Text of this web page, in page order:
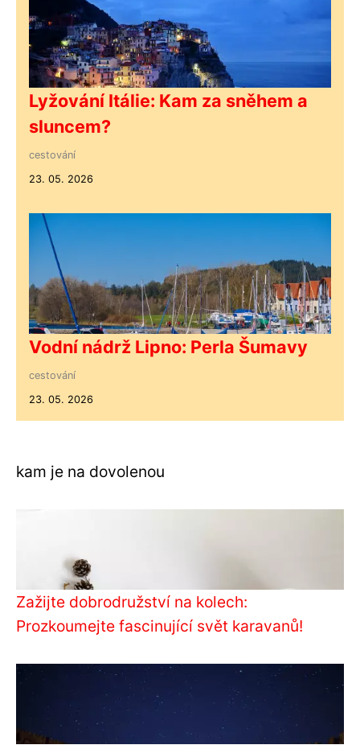
Lyžování Itálie: Kam za sněhem a
sluncem?
cestování
23. 05. 2026
Vodní nádrž Lipno: Perla Šumavy
cestování
23. 05. 2026
kam je na dovolenou
Zažijte dobrodružství na kolech:
Prozkoumejte fascinující svět karavanů!